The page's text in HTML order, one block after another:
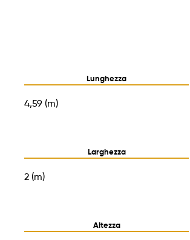
Lunghezza
4,59 (m)
Larghezza
2 (m)
Altezza